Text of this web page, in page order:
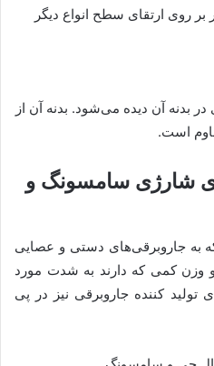
بر روی ارتقای سطح انواع دیگر
بدنه آن دیده می‌شود. بدنه آن از
است.
شارژی سامسونگ و
به جاروبرقی‌های دستی و عصایی
و وزن کمی که دارند به شدت مورد
تولید کننده جاروبرقی نیز در پی